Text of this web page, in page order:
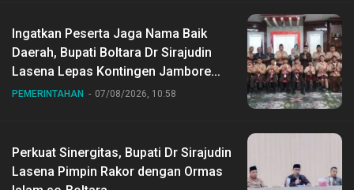
Ingatkan Peserta Jaga Nama Baik
Daerah, Bupati Boltara Dr Sirajudin
Lasena Lepas Kontingen Jambore
Nasional ke XII di Buperta Cibubur
PEMERINTAHAN 07/08/2026, 10:58
Perkuat Sinergitas, Bupati Dr Sirajudin
Lasena Pimpin Rakor dengan Ormas